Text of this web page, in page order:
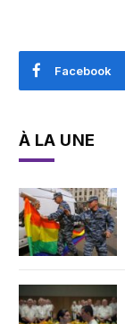
Facebook
À LA UNE